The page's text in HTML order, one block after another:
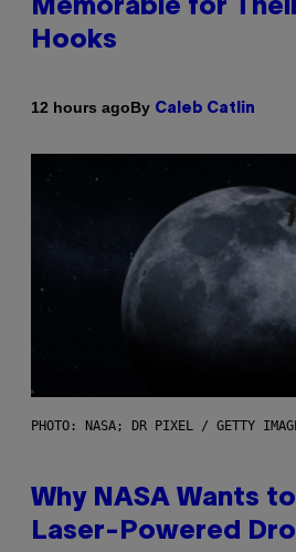
Memorable for
Hooks
12 hours agoBy Caleb Catlin
PHOTO: NASA; DR PIXEL / GETTY
Why NASA Wants
Laser-Powered